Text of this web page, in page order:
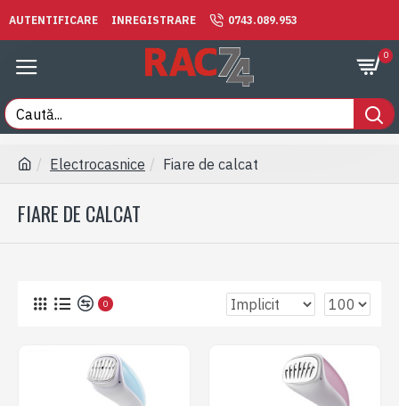
AUTENTIFICARE INREGISTRARE 0743.089.953
0
Electrocasnice Fiare de calcat
FIARE DE CALCAT
0